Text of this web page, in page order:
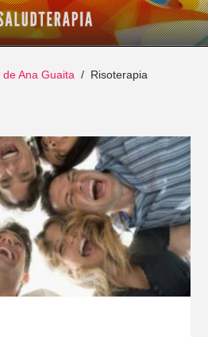
de Ana Guaita Risoterapia